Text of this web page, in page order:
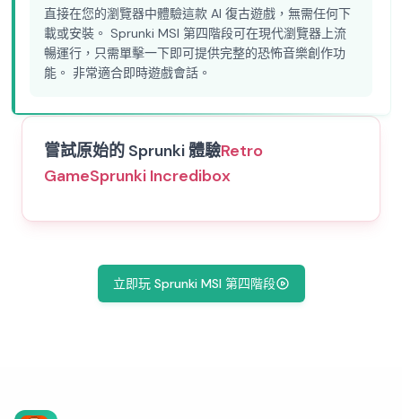
直接在您的瀏覽器中體驗這款 AI 復古遊戲，無需任何下
載或安裝。 Sprunki MSI 第四階段可在現代瀏覽器上流
暢運行，只需單擊一下即可提供完整的恐怖音樂創作功
能。 非常適合即時遊戲會話。
嘗試原始的 Sprunki 體驗Retro
GameSprunki Incredibox
立即玩 Sprunki MSI 第四階段